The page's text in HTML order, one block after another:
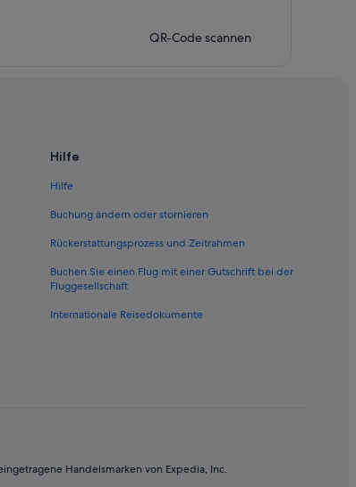
QR-Code scannen
Hilfe
Hilfe
Buchung ändern oder stornieren
Rückerstattungsprozess und Zeitrahmen
Buchen Sie einen Flug mit einer Gutschrift bei der
Fluggesellschaft
Internationale Reisedokumente
Handelsmarken von Expedia, Inc.